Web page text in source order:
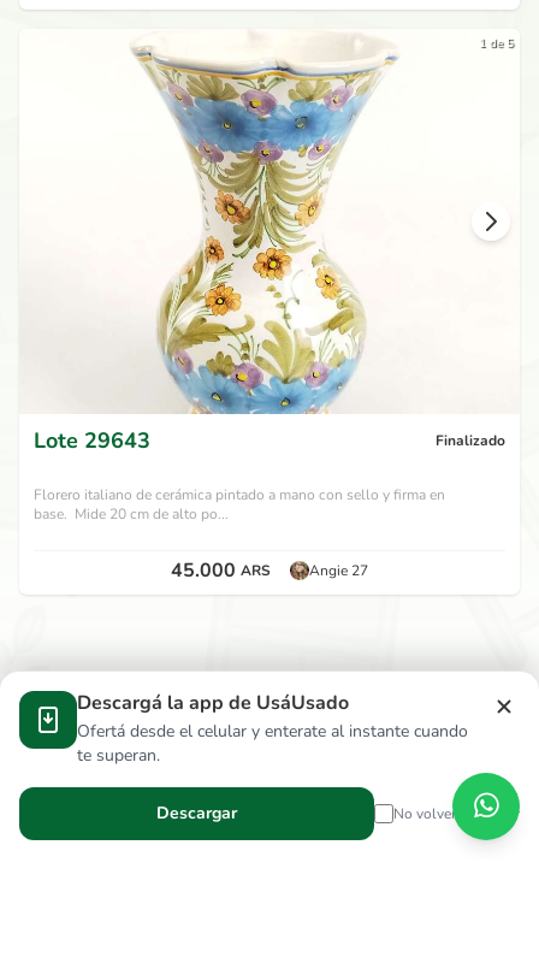
1 de 5
Lote 29643 Finalizado
Florero italiano de cerámica pintado a mano con sello y firma en
base. Mide 20 cm de alto po...
45.000 ARS Angie 27
Descargá la app de UsáUsado
Ofertá desde el celular y enterate al instante cuando
te superan.
Descargar No volver a mostrar